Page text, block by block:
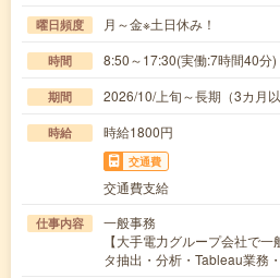
曜日頻度 月～金※土日休み！
時間 8:50～17:30(実働:7時間40分)
期間 2026/10/上旬～長期（3カ月
時給 時給1800円
交通費
交通費支給
仕事内容
一般事務
【大手電力グループ会社で
タ抽出・分析・Tableau業務